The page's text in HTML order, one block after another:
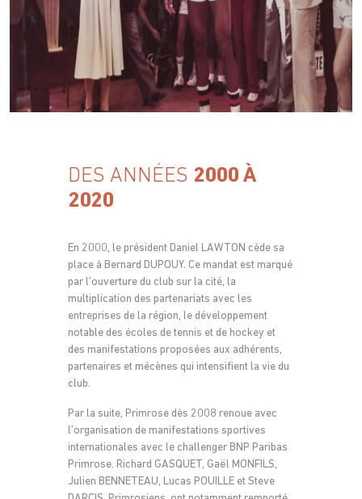
DES ANNÉES 2000 À
2020
En 2000, le président Daniel LAWTON cède sa
place à Bernard DUPOUY. Ce mandat est marqué
par l’ouverture du club sur la cité, la
multiplication des partenariats avec les
entreprises de la région, le développement
notable des écoles de tennis et de hockey et
des manifestations proposées aux adhérents,
partenaires et mécènes qui intensifient la vie du
club.
Par la suite, Primrose dès 2008 renoue avec
l’organisation de manifestations sportives
internationales avec le challenger BNP Paribas
Primrose. Richard GASQUET, Gaël MONFILS,
Julien BENNETEAU, Lucas POUILLE et Steve